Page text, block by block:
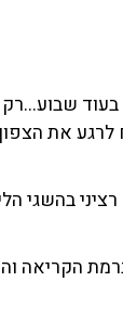
שבוע...רק
לרגע את
בהשגי
הקריאה